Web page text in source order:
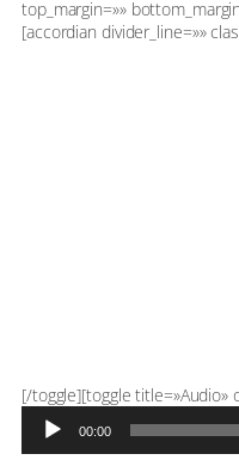
top_margin=»»
[accordian divider_line=»»
[/toggle][toggle title=»Audio»
00:00